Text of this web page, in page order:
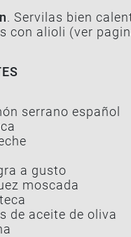
. Servilas bien
con alioli (ver
serrano español
a gusto
moscada
de aceite de oliva